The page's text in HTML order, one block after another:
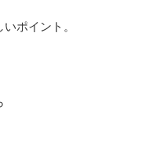
ポイント。